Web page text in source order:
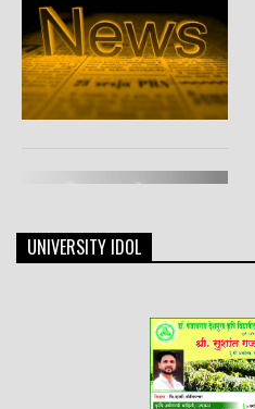
UNIVERSITY IDOL